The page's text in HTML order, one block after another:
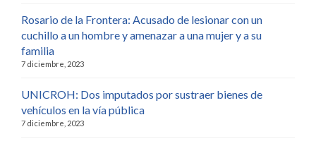
Rosario de la Frontera: Acusado de lesionar con un
cuchillo a un hombre y amenazar a una mujer y a su
familia
7 diciembre, 2023
UNICROH: Dos imputados por sustraer bienes de
vehículos en la vía pública
7 diciembre, 2023